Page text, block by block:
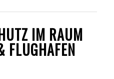
IM RAUM
FLUGHAFEN